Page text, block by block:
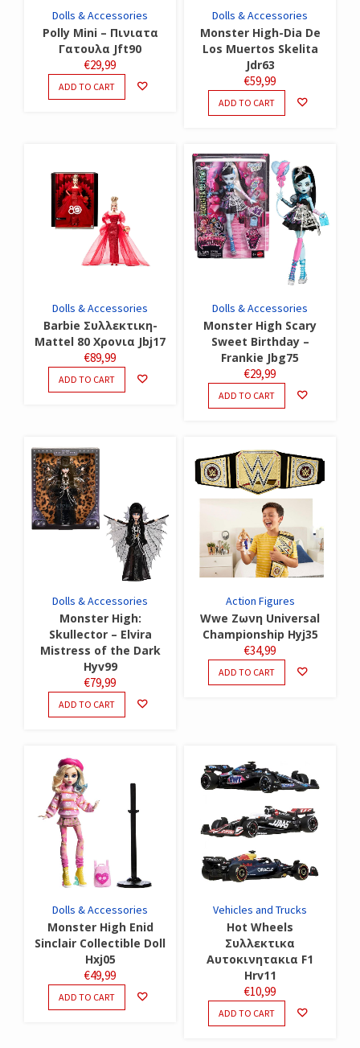
Dolls & Accessories
Polly Mini – Πινιατα
Γατουλα Jft90
€29,99
ADD TO CART
Dolls & Accessories
Monster High-Dia De
Los Muertos Skelita
Jdr63
€59,99
ADD TO CART
Dolls & Accessories
Barbie Συλλεκτικη-
Mattel 80 Χρονια Jbj17
€89,99
ADD TO CART
Dolls & Accessories
Monster High Scary
Sweet Birthday –
Frankie Jbg75
€29,99
ADD TO CART
Dolls & Accessories
Monster High:
Skullector – Elvira
Mistress of the Dark
Hyv99
€79,99
ADD TO CART
Action Figures
Wwe Ζωνη Universal
Championship Hyj35
€34,99
ADD TO CART
Dolls & Accessories
Monster High Enid
Sinclair Collectible Doll
Hxj05
€49,99
ADD TO CART
Vehicles and Trucks
Hot Wheels
Συλλεκτικα
Αυτοκινητακια F1
Hrv11
€10,99
ADD TO CART